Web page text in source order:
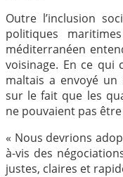
Outre l’inclusion
politiques
méditerranéen
voisinage. En ce qui
maltais a envoyé un
sur le fait que les
ne pouvaient pas
« Nous devrions
à-vis des
justes, claires et